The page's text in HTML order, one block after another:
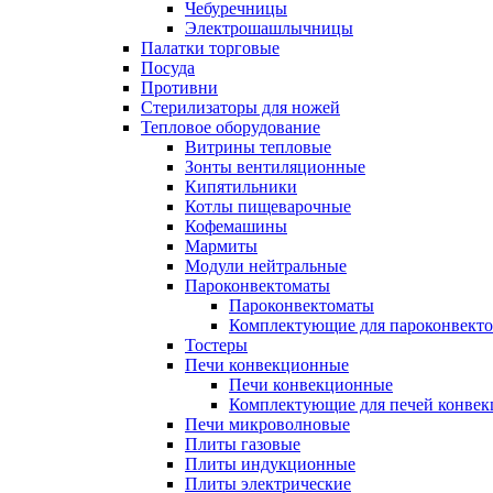
Чебуречницы
Электрошашлычницы
Палатки торговые
Посуда
Противни
Стерилизаторы для ножей
Тепловое оборудование
Витрины тепловые
Зонты вентиляционные
Кипятильники
Котлы пищеварочные
Кофемашины
Мармиты
Модули нейтральные
Пароконвектоматы
Пароконвектоматы
Комплектующие для
Тостеры
Печи конвекционные
Печи конвекционные
Комплектующие для печей
Печи микроволновые
Плиты газовые
Плиты индукционные
Плиты электрические